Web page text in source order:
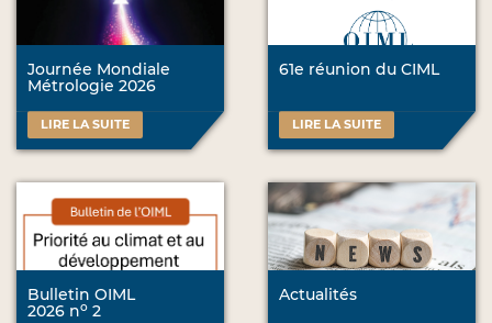
Journée Mondiale
Métrologie 2026
LIRE LA SUITE
61e réunion du CIML
LIRE LA SUITE
Bulletin OIML
2026 no 2
Actualités